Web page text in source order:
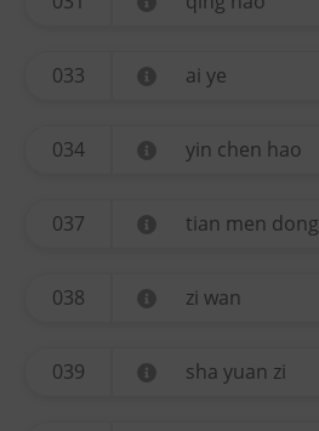
033 ai ye
034 yin chen hao
037 tian men dong
038 zi wan
039 sha yuan zi